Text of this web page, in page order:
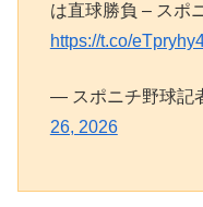
は直球勝負 – スポ
https://t.co/
— スポニチ野球記
26, 2026